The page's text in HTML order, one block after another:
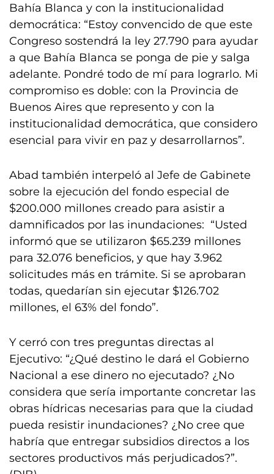
Bahía Blanca y con la institucionalidad
democrática: “Estoy convencido de que este
Congreso sostendrá la ley 27.790 para ayudar
a que Bahía Blanca se ponga de pie y salga
adelante. Pondré todo de mí para lograrlo. Mi
compromiso es doble: con la Provincia de
Buenos Aires que represento y con la
institucionalidad democrática, que considero
esencial para vivir en paz y desarrollarnos”.
Abad también interpeló al Jefe de Gabinete
sobre la ejecución del fondo especial de
$200.000 millones creado para asistir a
damnificados por las inundaciones: “Usted
informó que se utilizaron $65.239 millones
para 32.076 beneficios, y que hay 3.962
solicitudes más en trámite. Si se aprobaran
todas, quedarían sin ejecutar $126.702
millones, el 63% del fondo”.
Y cerró con tres preguntas directas al
Ejecutivo: “¿Qué destino le dará el Gobierno
Nacional a ese dinero no ejecutado? ¿No
considera que sería importante concretar las
obras hídricas necesarias para que la ciudad
pueda resistir inundaciones? ¿No cree que
habría que entregar subsidios directos a los
sectores productivos más perjudicados?”.